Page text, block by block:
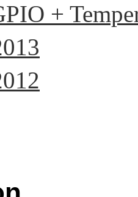
+